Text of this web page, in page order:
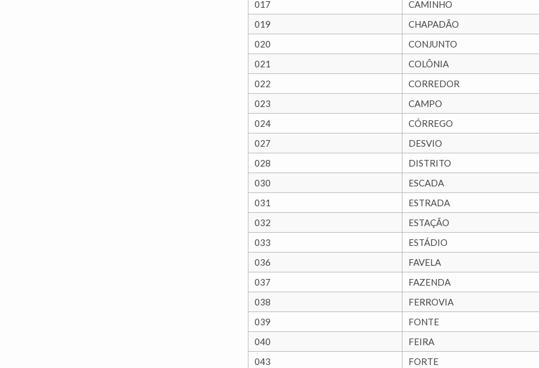
017
CAMINHO
019
CHAPADÃO
020
CONJUNTO
021
COLÔNIA
022
CORREDOR
023
CAMPO
024
CÓRREGO
027
DESVIO
028
DISTRITO
030
ESCADA
031
ESTRADA
032
ESTAÇÃO
033
ESTÁDIO
036
FAVELA
037
FAZENDA
038
FERROVIA
039
FONTE
040
FEIRA
043
FORTE